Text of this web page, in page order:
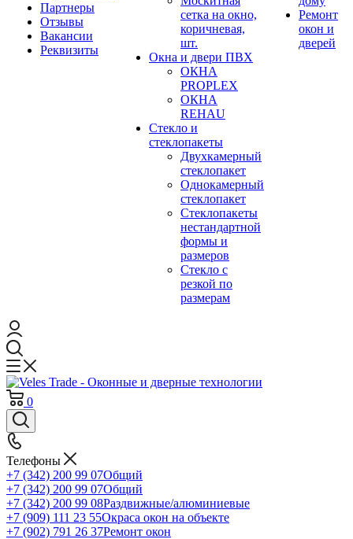
Партнеры
Отзывы
Вакансии
Реквизиты
сетка на окно,
коричневая,
шт.
Окна и двери ПВХ
ОКНА
PROPLEX
ОКНА
REHAU
Стекло и
стеклопакеты
Двухкамерный
стеклопакет
Однокамерный
стеклопакет
Стеклопакеты
нестандартной
формы и
размеров
Стекло с
резкой по
размерам
Ремонт
окон и
дверей
0
Телефоны
+7 (342) 200 99 07Общий
+7 (342) 200 99 07Общий
+7 (342) 200 99 08Раздвижные/алюминиевые
+7 (909) 111 23 55Окраса окон на объекте
+7 (902) 791 26 37Ремонт окон